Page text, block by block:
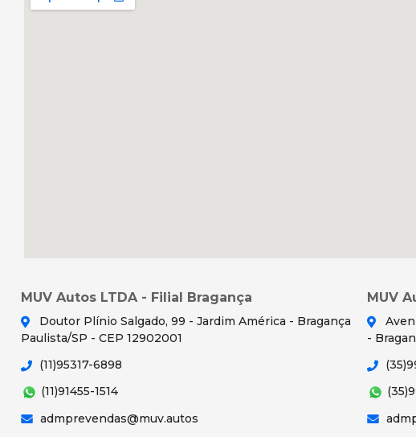
MUV Autos LTDA - Filial Bragança
Doutor Plínio Salgado, 99 - Jardim América - Bragança
Paulista/SP - CEP 12902001
(11)95317-6898
(11)91455-1514
admprevendas@muv.autos
MUV
-